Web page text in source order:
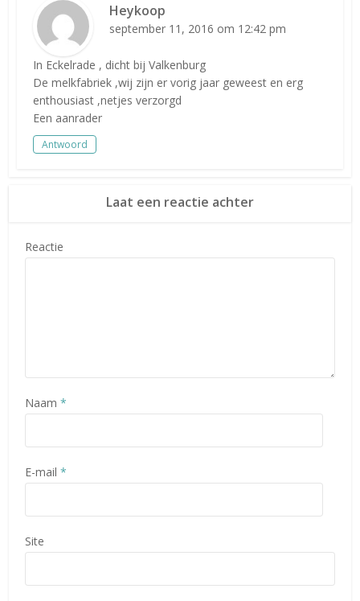
Heykoop
september 11, 2016 om 12:42 pm
In Eckelrade , dicht bij Valkenburg
De melkfabriek ,wij zijn er vorig jaar geweest en erg
enthousiast ,netjes verzorgd
Een aanrader
Antwoord
Laat een reactie achter
Reactie
Naam*
E-mail*
Site